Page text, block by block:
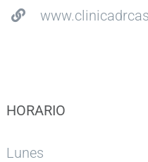
HORARIO
Lunes